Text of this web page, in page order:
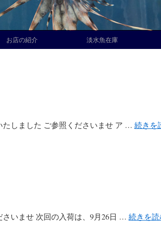
お店の紹介 淡水魚在庫
しました ご参照くださいませ ア … 続きを
いませ 次回の入荷は、9月26日 … 続きを読